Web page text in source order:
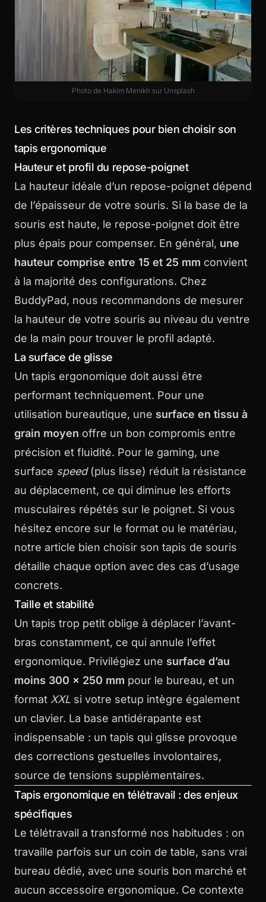
Photo de Hakim Menikh sur Unsplash
Les critères techniques pour bien choisir son
tapis ergonomique
Hauteur et profil du repose-poignet
La hauteur idéale d’un repose-poignet dépend
de l’épaisseur de votre souris. Si la base de la
souris est haute, le repose-poignet doit être
plus épais pour compenser. En général, une
hauteur comprise entre 15 et 25 mm convient
à la majorité des configurations. Chez
BuddyPad, nous recommandons de mesurer
la hauteur de votre souris au niveau du ventre
de la main pour trouver le profil adapté.
La surface de glisse
Un tapis ergonomique doit aussi être
performant techniquement. Pour une
utilisation bureautique, une surface en tissu à
grain moyen offre un bon compromis entre
précision et fluidité. Pour le gaming, une
surface speed(plus lisse) réduit la résistance
au déplacement, ce qui diminue les efforts
musculaires répétés sur le poignet. Si vous
hésitez encore sur le format ou le matériau,
notre article bien choisir son tapis de souris
détaille chaque option avec des cas d’usage
concrets.
Taille et stabilité
Un tapis trop petit oblige à déplacer l’avant-
bras constamment, ce qui annule l’effet
ergonomique. Privilégiez une surface d’au
moins 300 x 250 mm pour le bureau, et un
format XXL si votre setup intègre également
un clavier. La base antidérapante est
indispensable : un tapis qui glisse provoque
des corrections gestuelles involontaires,
source de tensions supplémentaires.
Tapis ergonomique en télétravail : des enjeux
spécifiques
Le télétravail a transformé nos habitudes : on
travaille parfois sur un coin de table, sans vrai
bureau dédié, avec une souris bon marché et
aucun accessoire ergonomique. Ce contexte